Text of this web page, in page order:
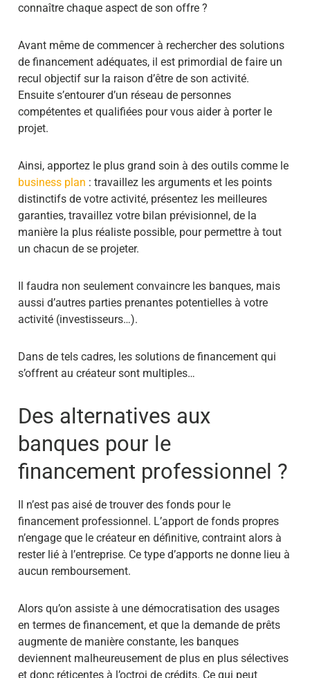
connaître chaque aspect de son offre ?
Avant même de commencer à rechercher des solutions
de financement adéquates, il est primordial de faire un
recul objectif sur la raison d’être de son activité.
Ensuite s’entourer d’un réseau de personnes
compétentes et qualifiées pour vous aider à porter le
projet.
Ainsi, apportez le plus grand soin à des outils comme le
business plan : travaillez les arguments et les points
distinctifs de votre activité, présentez les meilleures
garanties, travaillez votre bilan prévisionnel, de la
manière la plus réaliste possible, pour permettre à tout
un chacun de se projeter.
Il faudra non seulement convaincre les banques, mais
aussi d’autres parties prenantes potentielles à votre
activité (investisseurs…).
Dans de tels cadres, les solutions de financement qui
s’offrent au créateur sont multiples…
Des alternatives aux
banques pour le
financement professionnel ?
Il n’est pas aisé de trouver des fonds pour le
financement professionnel. L’apport de fonds propres
n’engage que le créateur en définitive, contraint alors à
rester lié à l’entreprise. Ce type d’apports ne donne lieu à
aucun remboursement.
Alors qu’on assiste à une démocratisation des usages
en termes de financement, et que la demande de prêts
augmente de manière constante, les banques
deviennent malheureusement de plus en plus sélectives
et donc réticentes à l’octroi de crédits. Ce qui peut